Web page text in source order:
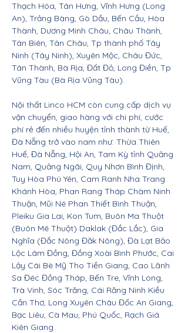
Thạch Hóa, Tân Hưng, Vĩnh Hưng (Long
An), Trảng Bàng, Gò Dầu, Bến Cầu, Hòa
Thành, Dương Minh Châu, Châu Thành,
Tân Biên, Tân Châu, Tp thành phố Tây
Ninh (Tây Ninh), Xuyên Mộc, Châu Đức,
Tân Thành, Bà Rịa, Đất Đỏ, Long Điền, Tp
Vũng Tàu (Bà Rịa Vũng Tàu).
Nội thất Linco HCM còn cung cấp dịch vụ
vận chuyển, giao hàng với chi phí, cước
phí rẻ đến nhiều huyện tỉnh thành từ Huế,
Đà Nẵng trở vào nam như: Thừa Thiên
Huế, Đà Nẵng, Hội An, Tam Kỳ tỉnh Quảng
Nam, Quảng Ngãi, Quy Nhơn Bình Định,
Tuy Hòa Phú Yên, Cam Ranh Nha Trang
Khánh Hòa, Phan Rang Tháp Chàm Ninh
Thuận, Mũi Né Phan Thiết Bình Thuận,
Pleiku Gia Lai, Kon Tum, Buôn Ma Thuột
(Buôn Mê Thuột) Daklak (Đắc Lắc), Gia
Nghĩa (Đắc Nông Đăk Nông), Đà Lạt Bảo
Lộc Lâm Đồng, Đồng Xoài Bình Phước, Cai
Lậy Cái Bè Mỹ Tho Tiền Giang, Cao Lãnh
Sa Đéc Đồng Tháp, Bến Tre, Vĩnh Long,
Trà Vinh, Sóc Trăng, Cái Răng Ninh Kiều
Cần Thơ, Long Xuyên Châu Đốc An Giang,
Bạc Liêu, Cà Mau, Phú Quốc, Rạch Giá
Kiên Giang.